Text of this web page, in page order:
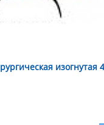
изогнутая